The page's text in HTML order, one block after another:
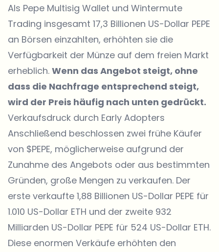
Als Pepe Multisig Wallet und Wintermute
Trading insgesamt 17,3 Billionen US-Dollar PEPE
an Börsen einzahlten, erhöhten sie die
Verfügbarkeit der Münze auf dem freien Markt
erheblich. Wenn das Angebot steigt, ohne
dass die Nachfrage entsprechend steigt,
wird der Preis häufig nach unten gedrückt.
Verkaufsdruck durch Early Adopters
Anschließend beschlossen zwei frühe Käufer
von $PEPE, möglicherweise aufgrund der
Zunahme des Angebots oder aus bestimmten
Gründen, große Mengen zu verkaufen. Der
erste verkaufte 1,88 Billionen US-Dollar PEPE für
1.010 US-Dollar ETH und der zweite 932
Milliarden US-Dollar PEPE für 524 US-Dollar ETH.
Diese enormen Verkäufe erhöhten den